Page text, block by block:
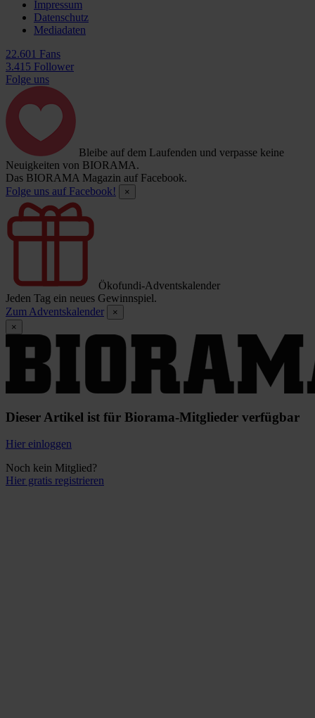
Impressum
Datenschutz
Mediadaten
22.601 Fans
3.415 Follower
Folge uns
Bleibe auf dem Laufenden und verpasse keine
Neuigkeiten von BIORAMA.
Das BIORAMA Magazin auf Facebook.
Folge uns auf Facebook!
×
Ökofundi-Adventskalender
Jeden Tag ein neues Gewinnspiel.
Zum Adventskalender
×
×
Dieser Artikel ist für Biorama-Mitglieder verfügbar
Hier einloggen
Noch kein Mitglied?
Hier gratis registrieren